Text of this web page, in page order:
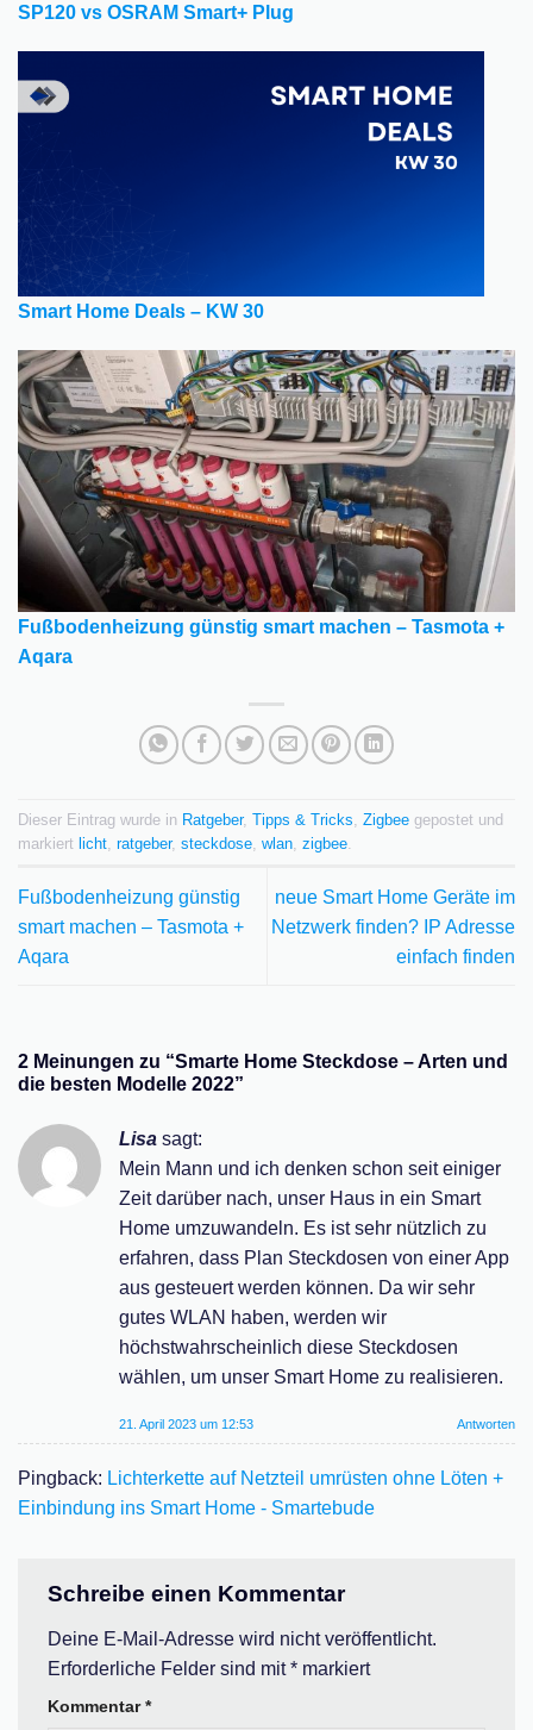
SP120 vs OSRAM Smart+ Plug
Smart Home Deals – KW 30
Fußbodenheizung günstig smart machen – Tasmota +
Aqara
Dieser Eintrag wurde in Ratgeber, Tipps & Tricks Zigbee gepostet und
markiert licht ratgeber, steckdose wlan zigbee
Fußbodenheizung günstig
smart machen – Tasmota +
Aqara
neue Smart Home Geräte im
Netzwerk finden? IP Adresse
einfach finden
2 Meinungen zu “Smarte Home Steckdose – Arten und
die besten Modelle 2022”
Lisa sagt:
Mein Mann und ich denken schon seit einiger
Zeit darüber nach, unser Haus in ein Smart
Home umzuwandeln. Es ist sehr nützlich zu
erfahren, dass Plan Steckdosen von einer App
aus gesteuert werden können. Da wir sehr
gutes WLAN haben, werden wir
höchstwahrscheinlich diese Steckdosen
wählen, um unser Smart Home zu realisieren.
21. April 2023 um 12:53 Antworten
Pingback: Lichterkette auf Netzteil umrüsten ohne Löten +
Einbindung ins Smart Home - Smartebude
Schreibe einen Kommentar
Deine E-Mail-Adresse wird nicht veröffentlicht.
Erforderliche Felder sind mit* markiert
Kommentar*